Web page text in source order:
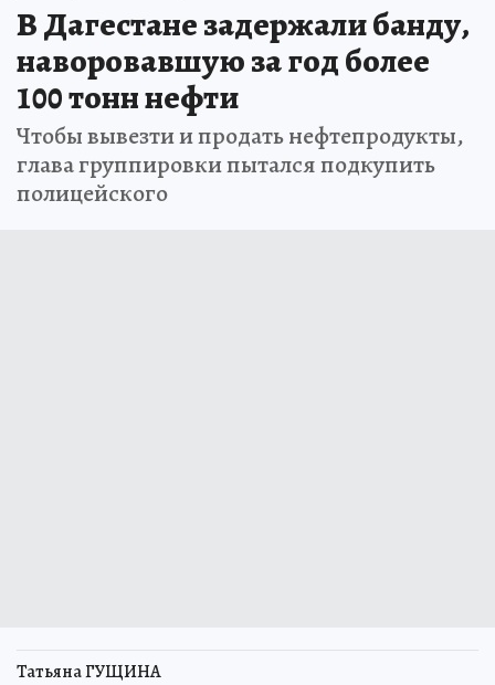
В Дагестане задержали банду,
наворовавшую за год более
100 тонн нефти
Чтобы вывезти и продать нефтепродукты,
глава группировки пытался подкупить
полицейского
Татьяна ГУЩИНА